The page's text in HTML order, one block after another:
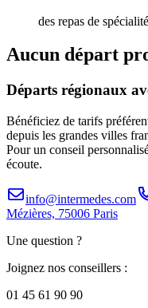
des repas de
Aucun départ
Départs régionaux
Bénéficiez de tarifs
depuis les grandes villes
Pour un conseil
écoute.
info@intermedes.com
Mézières, 75006 Paris
Une question ?
Joignez nos conseillers :
01 45 61 90 90